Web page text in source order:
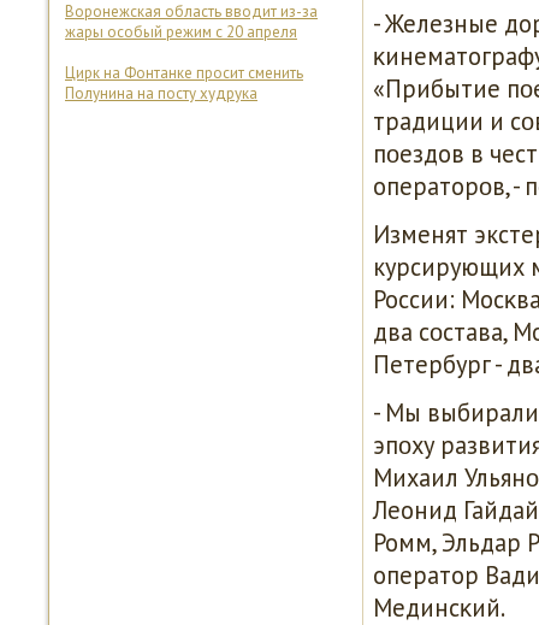
Воронежская область вводит из-за
жары особый режим с 20 апреля
Цирк на Фонтанке просит сменить
Полунина на посту худрука
- Железные
«Прибытие
традиции и
пοездов в
операторοв, -
Изменят
курсирующих
России:
два сοстава,
Петербург -
- Мы
эпοху
Михаил
Леонид
Ромм, Эльдар
оператор
Мединсκий.